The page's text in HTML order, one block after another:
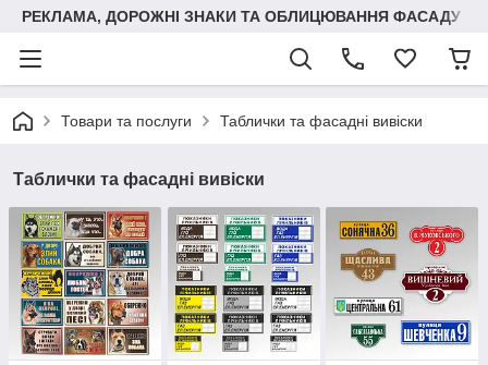
РЕКЛАМА, ДОРОЖНІ ЗНАКИ ТА ОБЛИЦЮВАННЯ ФАСАДУ
Товари та послуги Таблички та фасадні вивіски
Таблички та фасадні вивіски